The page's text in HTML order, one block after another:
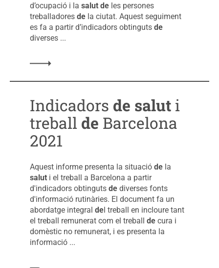
d’ocupació i la salut deles persones
treballadores dela ciutat. Aquest seguiment
es fa a partir d’indicadors obtinguts de
diverses ...
Indicadors de saluti
treball de Barcelona
2021
Aquest informe presenta la situació dela
saluti el treball a Barcelona a partir
d'indicadors obtinguts dediverses fonts
d'informació rutinàries. El document fa un
abordatge integral del treball en incloure tant
el treball remunerat com el treball decura i
domèstic no remunerat, i es presenta la
informació ...